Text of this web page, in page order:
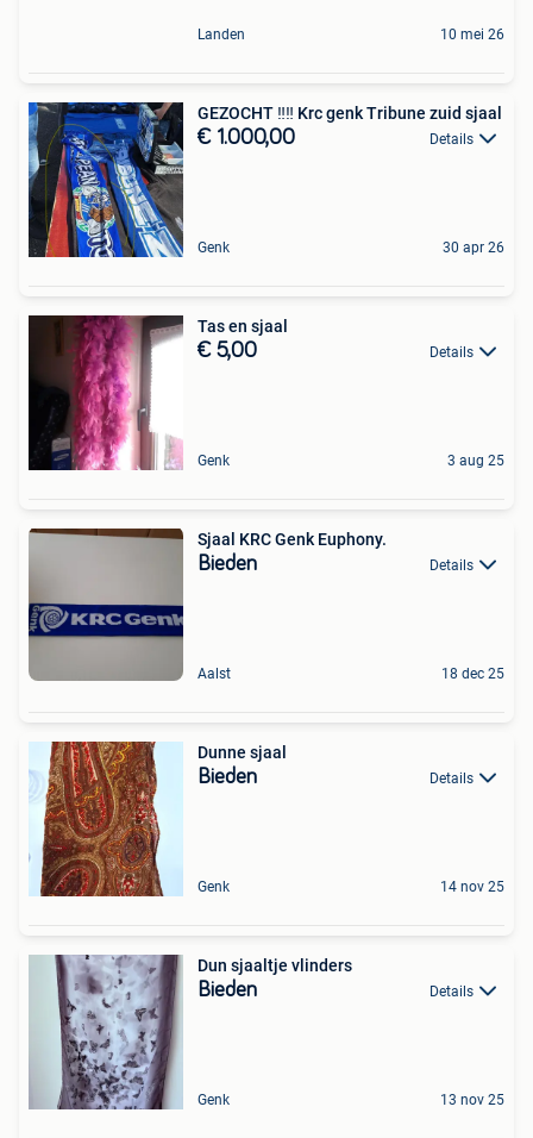
Landen 10 mei 26
GEZOCHT ‼️‼️ Krc genk Tribune zuid sjaal
€ 1.000,00 Details
Genk 30 apr 26
Tas en sjaal
€ 5,00 Details
Genk 3 aug 25
Sjaal KRC Genk Euphony.
Bieden Details
Aalst 18 dec 25
Dunne sjaal
Bieden Details
Genk 14 nov 25
Dun sjaaltje vlinders
Bieden Details
Genk 13 nov 25